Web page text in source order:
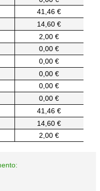
41,46 €
14,60 €
2,00 €
0,00 €
0,00 €
0,00 €
0,00 €
0,00 €
41,46 €
14,60 €
2,00 €